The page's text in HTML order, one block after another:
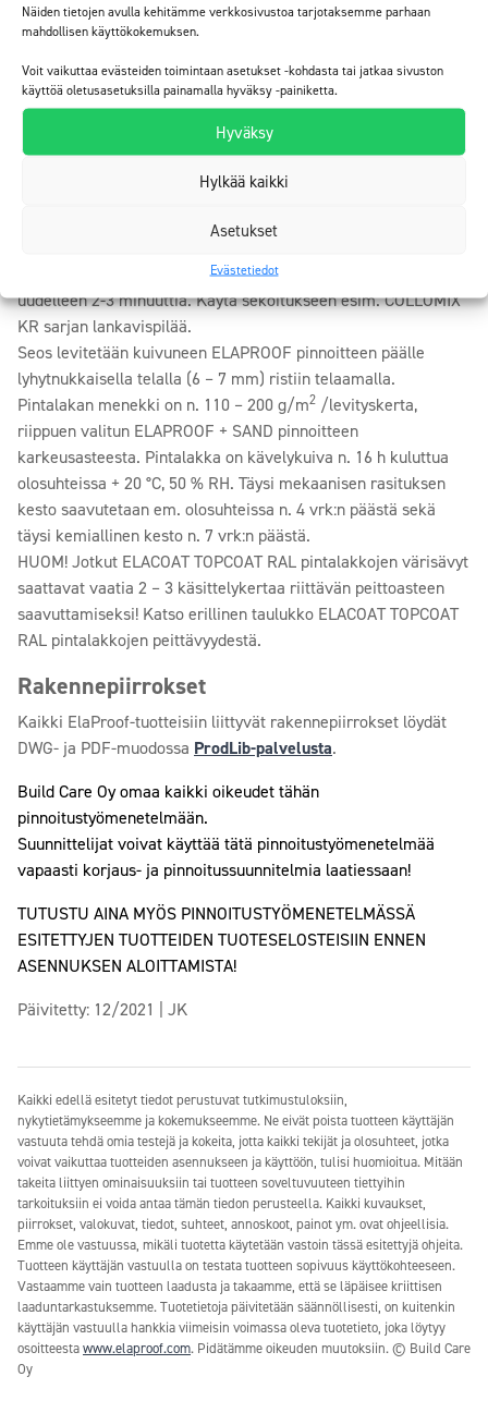
Näiden tietojen avulla kehitämme verkkosivustoa tarjotaksemme parhaan
mahdollisen käyttökokemuksen.
Voit vaikuttaa evästeiden toimintaan asetukset -kohdasta tai jatkaa sivuston
käyttöä oletusasetuksilla painamalla hyväksy -painiketta.
Hyväksy
Hylkää kaikki
Asetukset
Evästetiedot
jäävissä lattioissa suosittelemme pintalakkausta sävytetyllä
ELACOAT TOPCOAT RAL pintalakalla mahdollisten ELAPROOF
+ SAND pinnoitteen värierojen tasaamiseksi. Hiutaloiduissa
lattioissa suosittelemme tekemään hiutaloinnin ELAPROOF
Art&Deco Colour Chips -värihiutaleilla märkään ELACOAT
TOPCOAT RAL pintalakkaan ja kuivumisen jälkeen
Pintalakkauksessa sekoitetaan ensin pintalakan komponentti A
komponenttiin kovettaja komponentti B ja sekoitetaan
uudelleen 2-3 minuuttia. Käytä sekoitukseen esim. COLLOMIX
KR sarjan lankavispilää.
Seos levitetään kuivuneen ELAPROOF pinnoitteen päälle
lyhytnukkaisella telalla (6 – 7 mm) ristiin telaamalla.
Pintalakan menekki on n. 110 – 200 g/m2 /levityskerta,
riippuen valitun ELAPROOF + SAND pinnoitteen
karkeusasteesta. Pintalakka on kävelykuiva n. 16 h kuluttua
olosuhteissa + 20 °C, 50 % RH. Täysi mekaanisen rasituksen
kesto saavutetaan em. olosuhteissa n. 4 vrk:n päästä sekä
täysi kemiallinen kesto n. 7 vrk:n päästä.
HUOM! Jotkut ELACOAT TOPCOAT RAL pintalakkojen värisävyt
saattavat vaatia 2 – 3 käsittelykertaa riittävän peittoasteen
saavuttamiseksi! Katso erillinen taulukko ELACOAT TOPCOAT
RAL pintalakkojen peittävyydestä.
Rakennepiirrokset
Kaikki ElaProof-tuotteisiin liittyvät rakennepiirrokset löydät
DWG- ja PDF-muodossa ProdLib-palvelusta.
Build Care Oy omaa kaikki oikeudet tähän
pinnoitustyömenetelmään.
Suunnittelijat voivat käyttää tätä pinnoitustyömenetelmää
vapaasti korjaus- ja pinnoitussuunnitelmia laatiessaan!
TUTUSTU AINA MYÖS PINNOITUSTYÖMENETELMÄSSÄ
ESITETTYJEN TUOTTEIDEN TUOTESELOSTEISIIN ENNEN
ASENNUKSEN ALOITTAMISTA!
Päivitetty: 12/2021 | JK
Kaikki edellä esitetyt tiedot perustuvat tutkimustuloksiin,
nykytietämykseemme ja kokemukseemme. Ne eivät poista tuotteen käyttäjän
vastuuta tehdä omia testejä ja kokeita, jotta kaikki tekijät ja olosuhteet, jotka
voivat vaikuttaa tuotteiden asennukseen ja käyttöön, tulisi huomioitua. Mitään
takeita liittyen ominaisuuksiin tai tuotteen soveltuvuuteen tiettyihin
tarkoituksiin ei voida antaa tämän tiedon perusteella. Kaikki kuvaukset,
piirrokset, valokuvat, tiedot, suhteet, annoskoot, painot ym. ovat ohjeellisia.
Emme ole vastuussa, mikäli tuotetta käytetään vastoin tässä esitettyjä ohjeita.
Tuotteen käyttäjän vastuulla on testata tuotteen sopivuus käyttökohteeseen.
Vastaamme vain tuotteen laadusta ja takaamme, että se läpäisee kriittisen
laaduntarkastuksemme. Tuotetietoja päivitetään säännöllisesti, on kuitenkin
käyttäjän vastuulla hankkia viimeisin voimassa oleva tuotetieto, joka löytyy
osoitteestawww.elaproof.com. Pidätämme oikeuden muutoksiin. © Build Care
Oy